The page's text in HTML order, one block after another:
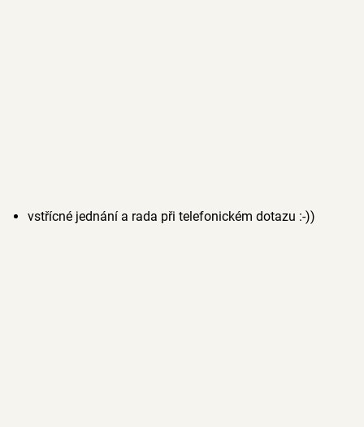
vstřícné jednání a rada při telefonickém dotazu :-))